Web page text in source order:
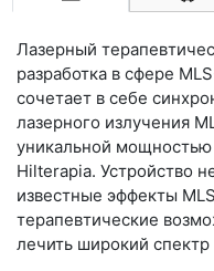
Лазерный
разработка в сфере
сочетает в себе
лазерного излучения
уникальной мощностью
Hilterapia. Устройство
известные эффекты
терапевтические
лечить широкий